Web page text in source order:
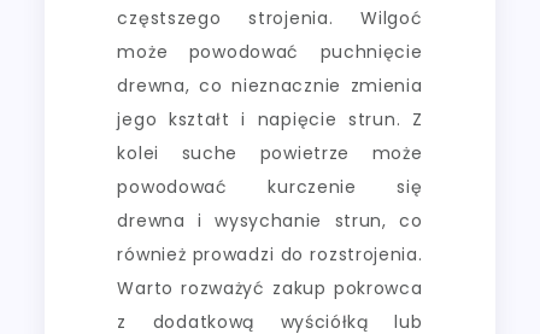
częstszego strojenia. Wilgoć
może powodować puchnięcie
drewna, co nieznacznie zmienia
jego kształt i napięcie strun. Z
kolei suche powietrze może
powodować kurczenie się
drewna i wysychanie strun, co
również prowadzi do rozstrojenia.
Warto rozważyć zakup pokrowca
z dodatkową wyściółką lub